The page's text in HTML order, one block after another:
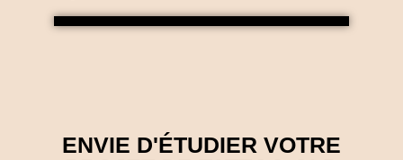
ENVIE D'ÉTUDIER VOTRE